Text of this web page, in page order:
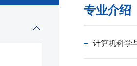
专业介绍
计算机科学